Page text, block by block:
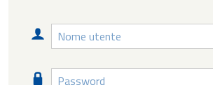
Nome
utente
Password